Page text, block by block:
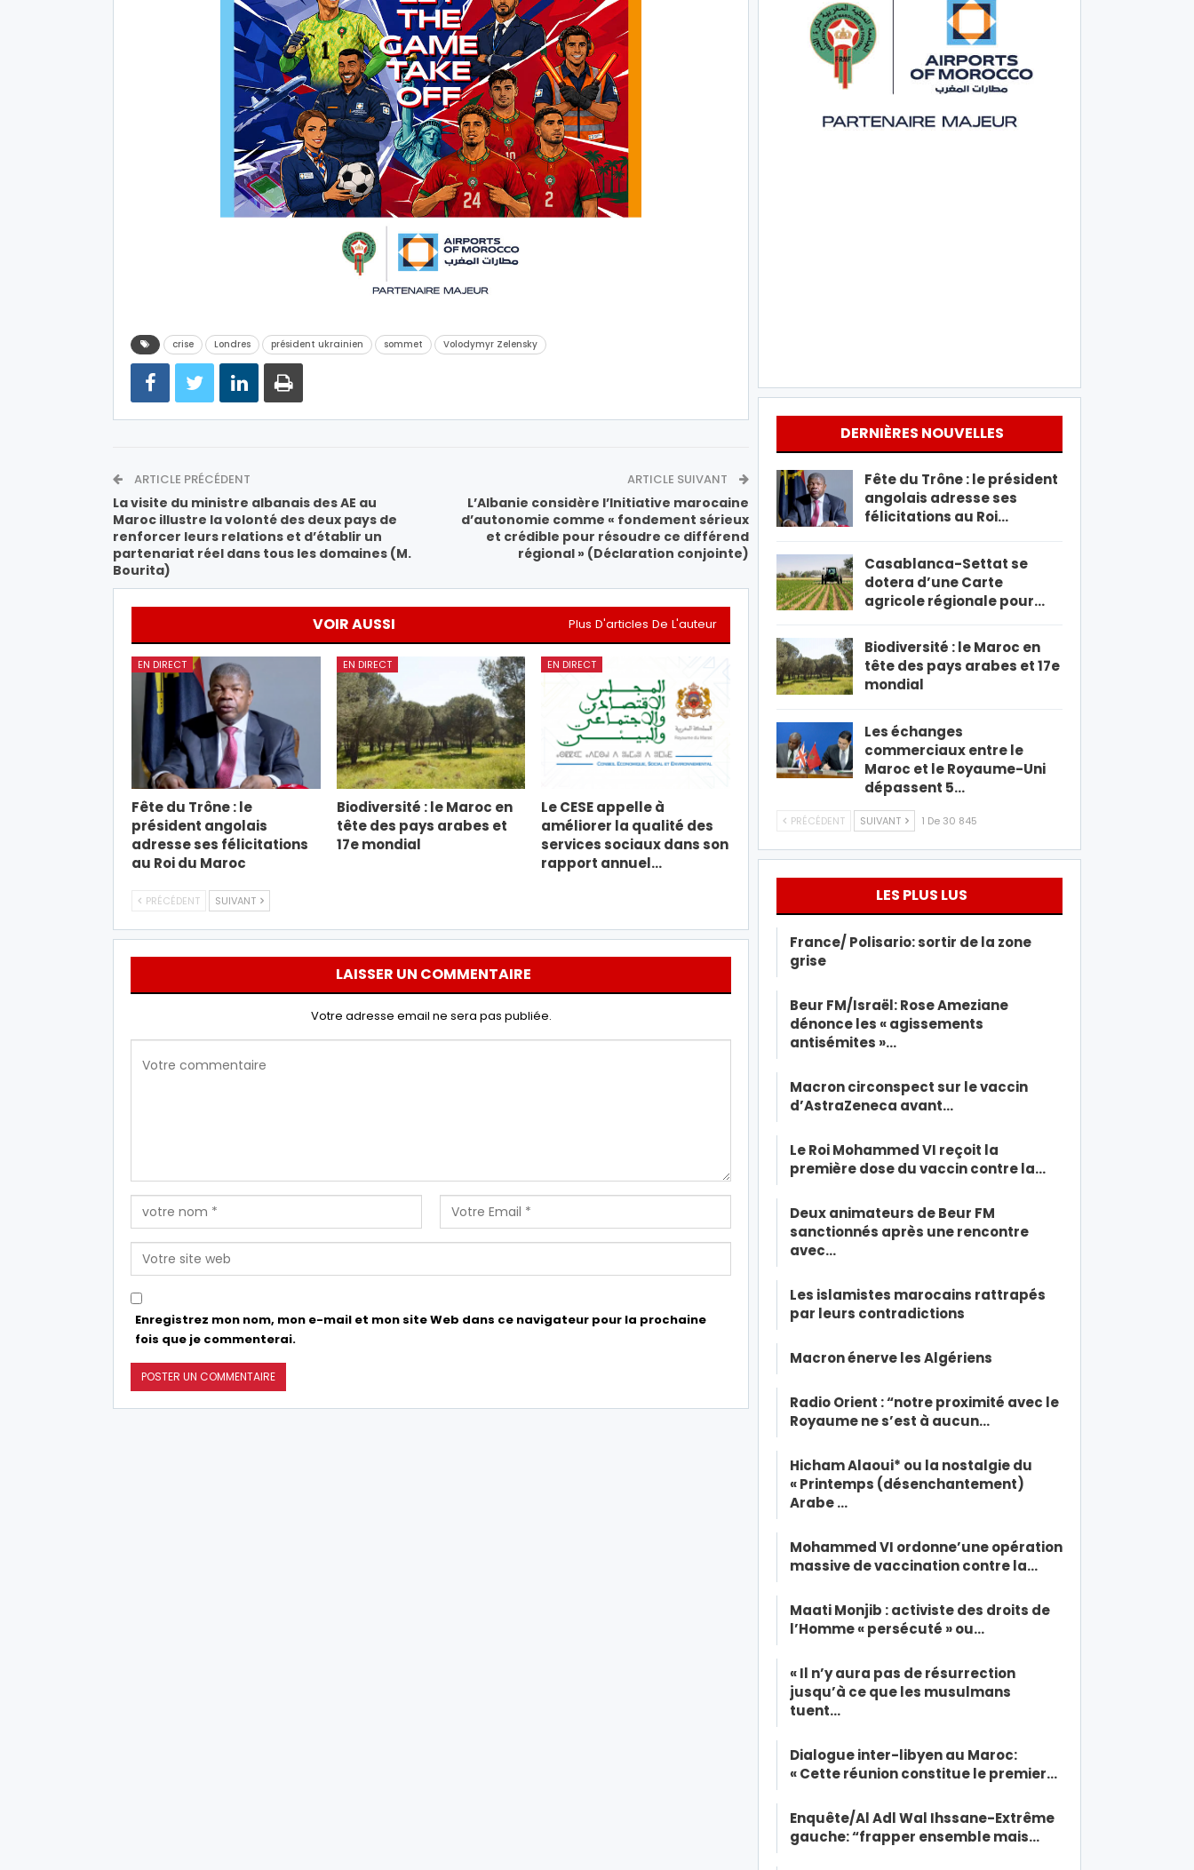
crise Londres président ukrainien sommet Volodymyr Zelensky
ARTICLE PRÉCÉDENT
La visite du ministre albanais des AE au
Maroc illustre la volonté des deux pays de
renforcer leurs relations et d’établir un
partenariat réel dans tous les domaines (M.
Bourita)
ARTICLE SUIVANT
L’Albanie considère l’Initiative marocaine
d’autonomie comme « fondement sérieux
et crédible pour résoudre ce différend
régional » (Déclaration conjointe)
VOIR AUSSI Plus D'articles De L'auteur
EN DIRECT
Fête du Trône : le
président angolais
adresse ses félicitations
au Roi du Maroc
EN DIRECT
Biodiversité : le Maroc en
tête des pays arabes et
17e mondial
EN DIRECT
Le CESE appelle à
améliorer la qualité des
services sociaux dans son
rapport annuel…
PRÉCÉDENT SUIVANT
LAISSER UN COMMENTAIRE
Votre adresse email ne sera pas publiée.
Enregistrez mon nom, mon e-mail et mon site Web dans ce navigateur pour la prochaine
fois que je commenterai.
DERNIÈRES NOUVELLES
Fête du Trône : le président
angolais adresse ses
félicitations au Roi…
Casablanca-Settat se
dotera d’une Carte
agricole régionale pour…
Biodiversité : le Maroc en
tête des pays arabes et 17e
mondial
Les échanges
commerciaux entre le
Maroc et le Royaume-Uni
dépassent 5…
PRÉCÉDENT SUIVANT 1 De 30 845
LES PLUS LUS
France/ Polisario: sortir de la zone
grise
Beur FM/Israël: Rose Ameziane
dénonce les « agissements
antisémites »…
Macron circonspect sur le vaccin
d’AstraZeneca avant…
Le Roi Mohammed VI reçoit la
première dose du vaccin contre la…
Deux animateurs de Beur FM
sanctionnés après une rencontre
avec…
Les islamistes marocains rattrapés
par leurs contradictions
Macron énerve les Algériens
Radio Orient : “notre proximité avec le
Royaume ne s’est à aucun…
Hicham Alaoui* ou la nostalgie du
« Printemps (désenchantement)
Arabe …
Mohammed VI ordonne’une opération
massive de vaccination contre la…
Maati Monjib : activiste des droits de
l’Homme « persécuté » ou…
« Il n’y aura pas de résurrection
jusqu’à ce que les musulmans
tuent…
Dialogue inter-libyen au Maroc:
« Cette réunion constitue le premier…
Enquête/Al Adl Wal Ihssane-Extrême
gauche: “frapper ensemble mais…